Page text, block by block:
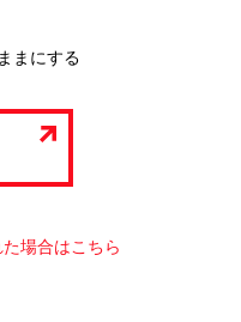
まにする
場合はこちら